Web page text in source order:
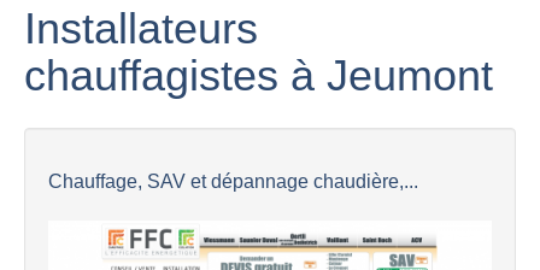
Installateurs
chauffagistes à Jeumont
Chauffage, SAV et dépannage chaudière,...